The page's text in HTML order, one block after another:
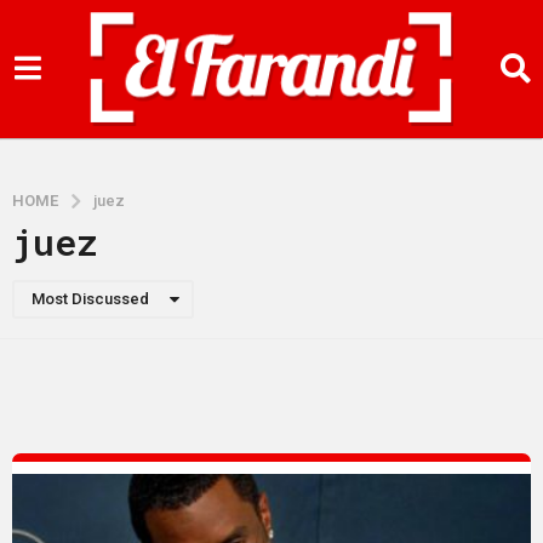
HOME juez
juez
Most Discussed